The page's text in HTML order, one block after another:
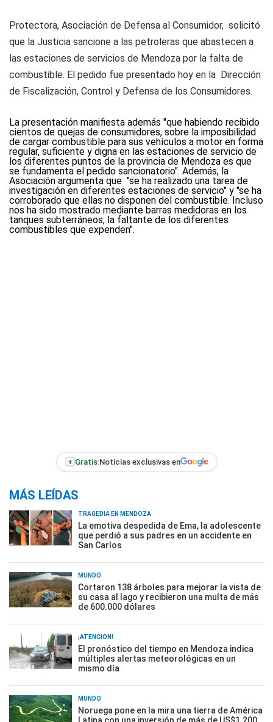
Protectora, Asociación de Defensa al Consumidor, solicitó
que la Justicia sancione a las petroleras que abastecen a
las estaciones de servicios de Mendoza por la falta de
combustible. El pedido fue presentado hoy en la Dirección
de Fiscalización, Control y Defensa de los Consumidores.
La presentación manifiesta además "que habiendo recibido
cientos de quejas de consumidores, sobre la imposibilidad
de cargar combustible para sus vehículos a motor en forma
regular, suficiente y digna en las estaciones de servicio de
los diferentes puntos de la provincia de Mendoza es que
se fundamenta el pedido sancionatorio". Además, la
Asociación argumenta que "se ha realizado una tarea de
investigación en diferentes estaciones de servicio" y "se ha
corroborado que ellas no disponen del combustible. Incluso
nos ha sido mostrado mediante barras medidoras en los
tanques subterráneos, la faltante de los diferentes
combustibles que expenden".
+ Gratis:Noticias exclusivas en
MÁS LEÍDAS
TRAGEDIA EN MENDOZA
La emotiva despedida de Ema, la adolescente
que perdió a sus padres en un accidente en
San Carlos
MUNDO
Cortaron 138 árboles para mejorar la vista de
su casa al lago y recibieron una multa de más
de 600.000 dólares
¡ATENCIÓN!
El pronóstico del tiempo en Mendoza indica
múltiples alertas meteorológicas en un
mismo día
MUNDO
Noruega pone en la mira una tierra de América